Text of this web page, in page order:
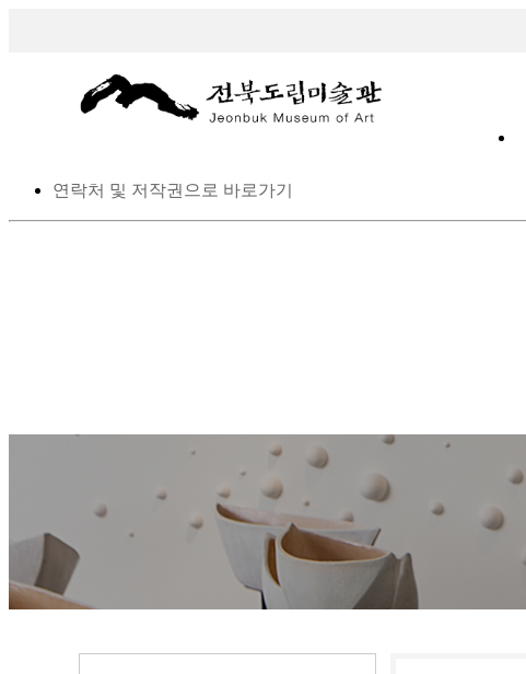
스킵 네비게이션
본문으로 바로가기
연락처 및 저작권으로 바로가기